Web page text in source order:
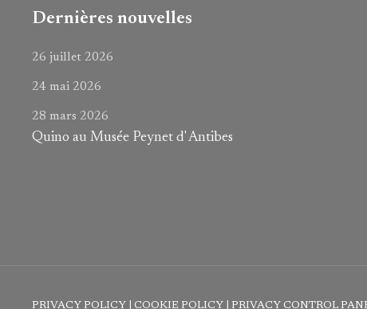
Dernières nouvelles
26 juillet 2026
24 mai 2026
28 mars 2026
Quino au Musée Peynet d' Antibes
PRIVACY POLICY COOKIE POLICY PRIVACY CONTROL